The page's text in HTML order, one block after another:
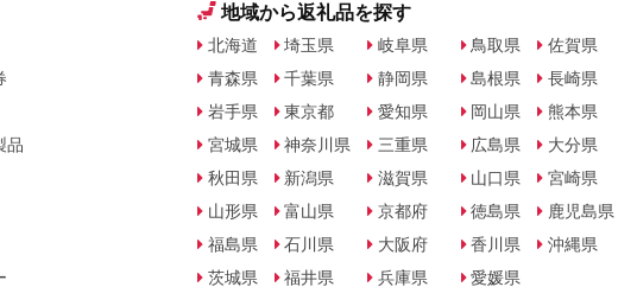
品
地域から返礼品を探す
北海道
青森県
岩手県
宮城県
秋田県
山形県
福島県
茨城県
埼玉県
千葉県
東京都
神奈川県
新潟県
富山県
石川県
福井県
岐阜県
静岡県
愛知県
三重県
滋賀県
京都府
大阪府
兵庫県
鳥取県
島根県
岡山県
広島県
山口県
徳島県
香川県
愛媛県
佐賀県
長崎県
熊本県
大分県
宮崎県
鹿児島県
沖縄県